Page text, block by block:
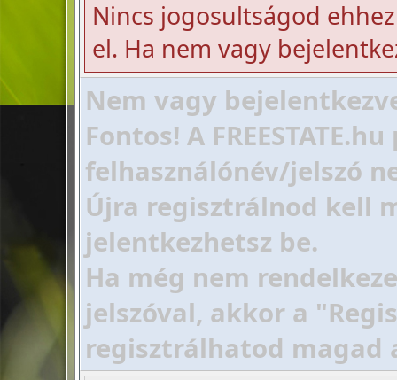
Nincs jogosultságod
el. Ha nem vagy
Nem vagy
Fontos! A
felhasználónév/jelszó
Újra regisztrálnod kell
jelentkezhetsz be.
Ha még nem
jelszóval, akkor a
regisztrálhatod magad